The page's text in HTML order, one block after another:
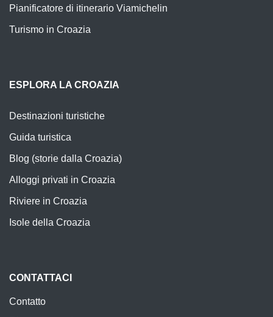
Pianificatore di itinerario Viamichelin
Turismo in Croazia
ESPLORA LA CROAZIA
Destinazioni turistiche
Guida turistica
Blog (storie dalla Croazia)
Alloggi privati in Croazia
Riviere in Croazia
Isole della Croazia
CONTATTACI
Contatto